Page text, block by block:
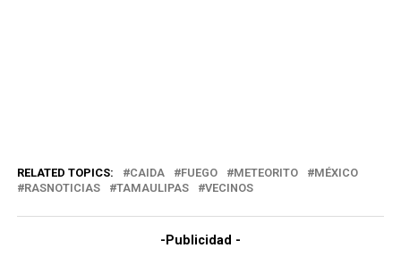
RELATED TOPICS: CAIDA FUEGO METEORITO
MÉXICO
RASNOTICIAS
TAMAULIPAS VECINOS
-Publicidad -